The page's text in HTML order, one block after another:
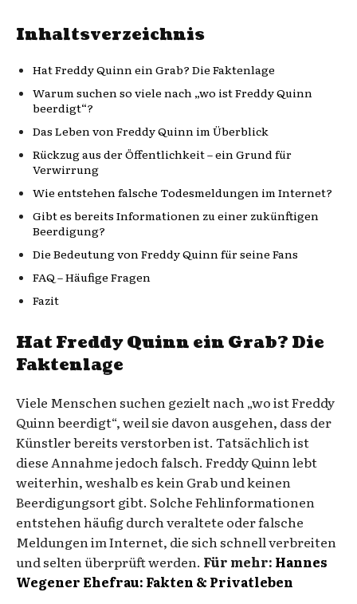
Inhaltsverzeichnis
Hat Freddy Quinn ein Grab? Die Faktenlage
Warum suchen so viele nach „wo ist Freddy Quinn
beerdigt“?
Das Leben von Freddy Quinn im Überblick
Rückzug aus der Öffentlichkeit – ein Grund für
Verwirrung
Wie entstehen falsche Todesmeldungen im Internet?
Gibt es bereits Informationen zu einer zukünftigen
Beerdigung?
Die Bedeutung von Freddy Quinn für seine Fans
FAQ – Häufige Fragen
Fazit
Hat Freddy Quinn ein Grab? Die
Faktenlage
Viele Menschen suchen gezielt nach „wo ist Freddy
Quinn beerdigt“, weil sie davon ausgehen, dass der
Künstler bereits verstorben ist. Tatsächlich ist
diese Annahme jedoch falsch. Freddy Quinn lebt
weiterhin, weshalb es kein Grab und keinen
Beerdigungsort gibt. Solche Fehlinformationen
entstehen häufig durch veraltete oder falsche
Meldungen im Internet, die sich schnell verbreiten
und selten überprüft werden. Für mehr: Hannes
Wegener Ehefrau: Fakten & Privatleben